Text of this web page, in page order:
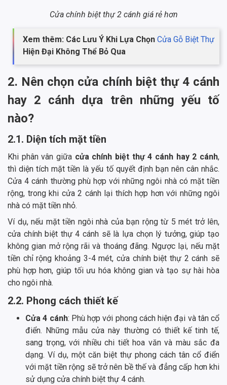
Cửa chính biệt thự 2 cánh giá rẻ hơn
Xem thêm: Các Lưu Ý Khi Lựa Chọn Cửa Gỗ Biệt Thự
Hiện Đại Không Thể Bỏ Qua
2. Nên chọn cửa chính biệt thự 4 cánh
hay 2 cánh dựa trên những yếu tố
nào?
2.1. Diện tích mặt tiền
Khi phân vân giữa cửa chính biệt thự 4 cánh hay 2 cánh,
thì diện tích mặt tiền là yếu tố quyết định bạn nên cân nhắc.
Cửa 4 cánh thường phù hợp với những ngôi nhà có mặt tiền
rộng, trong khi cửa 2 cánh lại thích hợp hơn với những ngôi
nhà có mặt tiền nhỏ.
Ví dụ, nếu mặt tiền ngôi nhà của bạn rộng từ 5 mét trở lên,
cửa chính biệt thự 4 cánh sẽ là lựa chọn lý tưởng, giúp tạo
không gian mở rộng rãi và thoáng đãng. Ngược lại, nếu mặt
tiền chỉ rộng khoảng 3-4 mét, cửa chính biệt thự 2 cánh sẽ
phù hợp hơn, giúp tối ưu hóa không gian và tạo sự hài hòa
cho ngôi nhà.
2.2. Phong cách thiết kế
Cửa 4 cánh: Phù hợp với phong cách hiện đại và tân cổ
điển. Những mẫu cửa này thường có thiết kế tinh tế,
sang trọng, với nhiều chi tiết hoa văn và màu sắc đa
dạng. Ví dụ, một căn biệt thự phong cách tân cổ điển
với mặt tiền rộng sẽ trở nên bề thế và đẳng cấp hơn khi
sử dụng cửa chính biệt thự 4 cánh.